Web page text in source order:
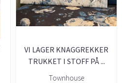
VI LAGER KNAGGREKKER
TRUKKET I STOFF PÅ ...
Townhouse